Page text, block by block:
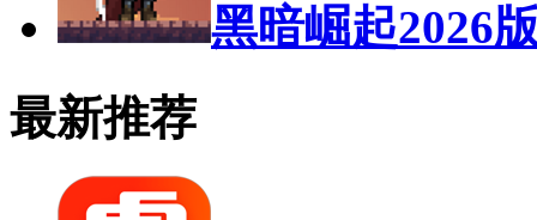
黑暗崛起2026
最新推荐